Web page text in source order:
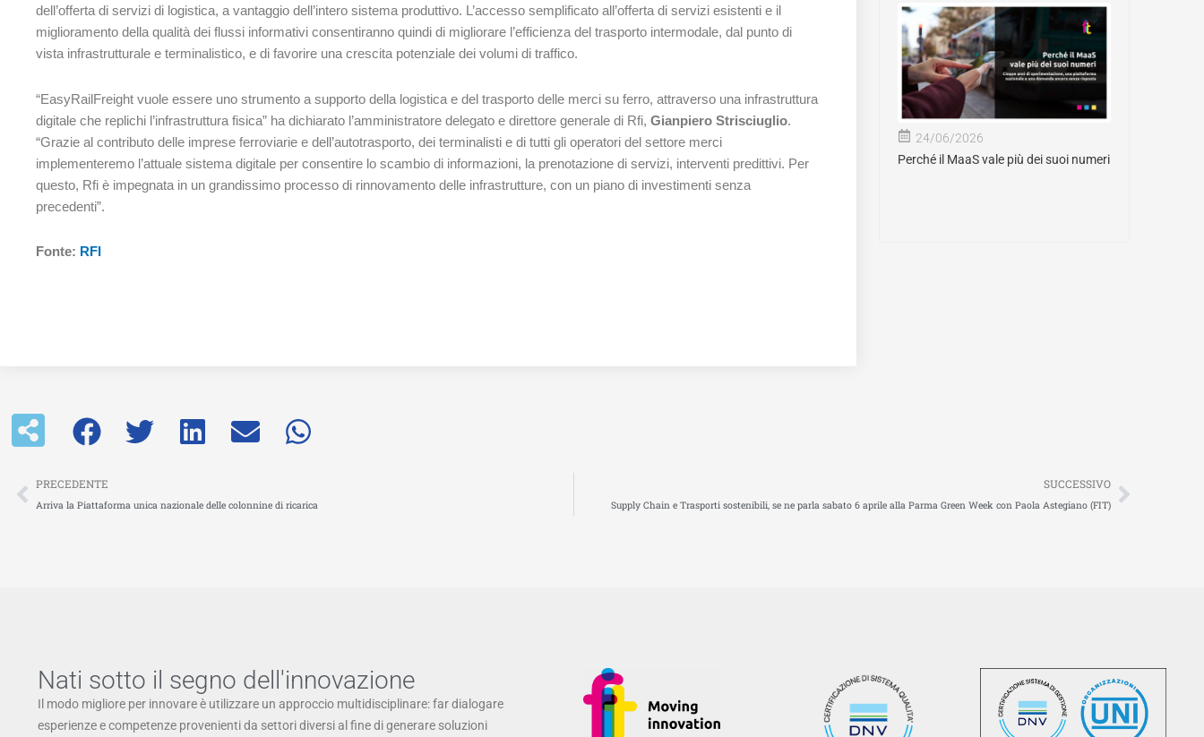
dell’offerta di servizi di logistica, a vantaggio dell’intero sistema produttivo. L’accesso semplificato all’offerta di servizi esistenti e il
miglioramento della qualità dei flussi informativi consentiranno quindi di migliorare l’efficienza del trasporto intermodale, dal punto di
vista infrastrutturale e terminalistico, e di favorire una crescita potenziale dei volumi di traffico.
“EasyRailFreight vuole essere uno strumento a supporto della logistica e del trasporto delle merci su ferro, attraverso una infrastruttura
digitale che replichi l’infrastruttura fisica” ha dichiarato l’amministratore delegato e direttore generale di Rfi, Gianpiero Strisciuglio.
“Grazie al contributo delle imprese ferroviarie e dell’autotrasporto, dei terminalisti e di tutti gli operatori del settore merci
implementeremo l’attuale sistema digitale per consentire lo scambio di informazioni, la prenotazione di servizi, interventi predittivi. Per
questo, Rfi è impegnata in un grandissimo processo di rinnovamento delle infrastrutture, con un piano di investimenti senza
precedenti”.
Fonte: RFI
24/06/2026
Perché il MaaS vale più dei suoi numeri
Precedente
PRECEDENTE
Arriva la Piattaforma unica nazionale delle colonnine di ricarica
SUCCESSIVO
Supply Chain e Trasporti sostenibili, se ne parla sabato 6 aprile alla Parma Green Week con Paola Astegiano (FIT)
Nati sotto il segno dell'innovazione
Il modo migliore per innovare è utilizzare un approccio multidisciplinare: far dialogare
esperienze e competenze provenienti da settori diversi al fine di generare soluzioni